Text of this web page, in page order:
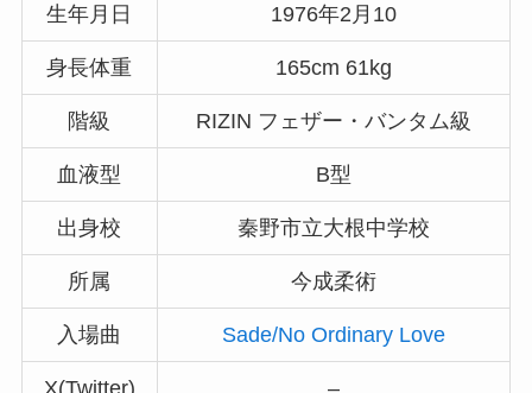
生年月日 1976年2月10
身長体重 165cm 61kg
階級 RIZIN フェザー・バンタム級
血液型 B型
出身校 秦野市立大根中学校
所属 今成柔術
入場曲 Sade/No Ordinary Love
X(Twitter) –